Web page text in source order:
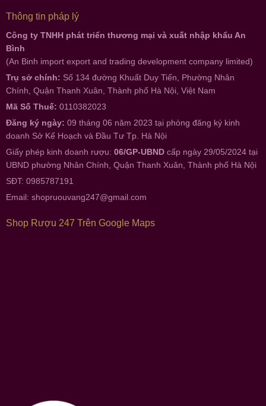
Thông tin pháp lý
Công ty TNHH phát triển thương mại và xuất nhập khẩu An
Bình
(An Binh import export and trading development company limited)
Trụ sở chính: Số 134 đường Khuất Duy Tiến, Phường Nhân
Chính, Quận Thanh Xuân, Thành phố Hà Nội, Việt Nam
Mã Số Thuế: 0110382023
Đăng ký ngày: 09 tháng 06 năm 2023 tại phòng đăng ký kinh
doanh Sở Kế Hoạch và Đầu Tư Tp. Hà Nội
Giấy phép kinh doanh rượu: 06/GP-UBND cấp ngày 29/05/2024 tại
UBND phường Nhân Chính, Quận Thanh Xuân, Thành phố Hà Nội
SĐT: 0985787191
Email: shopruouvang247@gmail.com
Shop Rượu 247 Trên Google Maps